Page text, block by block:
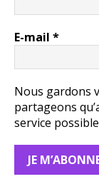
E-mail *
Nous gardons
partageons
service